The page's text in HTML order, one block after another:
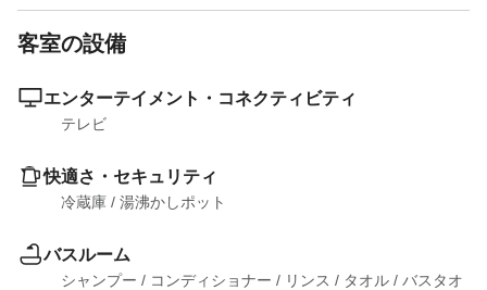
客室の設備
エンターテイメント・コネクティビティ
テレビ
快適さ・セキュリティ
冷蔵庫 / 湯沸かしポット
バスルーム
シャンプー / コンディショナー / リンス / タオル / バスタオ